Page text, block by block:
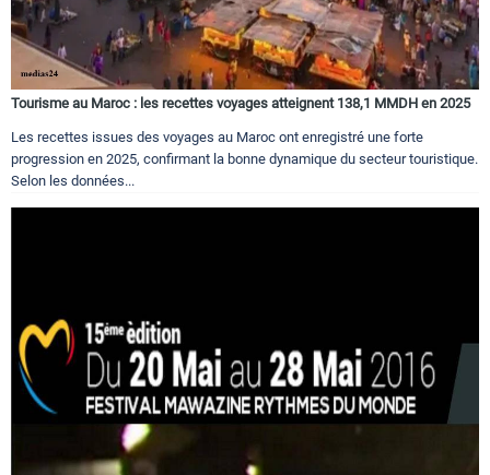
Tourisme au Maroc : les recettes voyages atteignent 138,1 MMDH en 2025
Les recettes issues des voyages au Maroc ont enregistré une forte
progression en 2025, confirmant la bonne dynamique du secteur touristique.
Selon les données...